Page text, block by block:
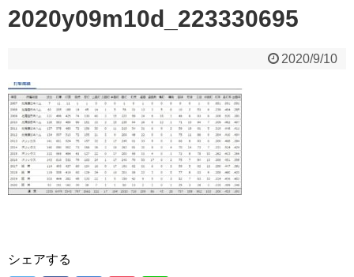
2020y09m10d_223330695
2020/9/10
シェアする